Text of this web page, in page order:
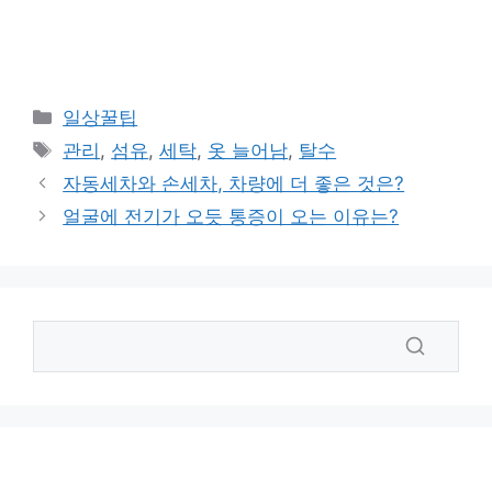
카
테
리
일상꿀팁
태
그
관리 , 섬유,세탁, 옷 늘어남, 탈수
자동세차와 손세차, 차량에 더 좋은 것은?
얼굴에 전기가 오듯 통증이 오는 이유는?